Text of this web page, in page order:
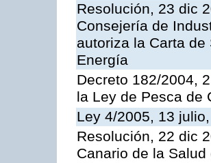
Resolución, 23 dic
Consejería de
autoriza la Carta
Energía
Decreto 182/2004,
la Ley de Pesca de
Ley 4/2005, 13
Resolución, 22 dic
Canario de la